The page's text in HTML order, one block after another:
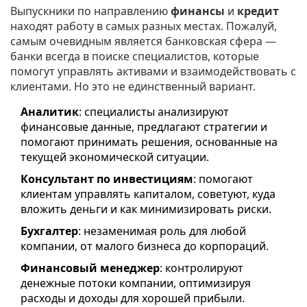
Выпускники по направлениюфинансы и кредит
находят работу в самых разных местах. Пожалуй,
самым очевидным является банковская сфера —
банки всегда в поиске специалистов, которые
помогут управлять активами и взаимодействовать с
клиентами. Но это не единственный вариант.
Аналитик: специалисты анализируют
финансовые данные, предлагают стратегии и
помогают принимать решения, основанные на
текущей экономической ситуации.
Консультант по инвестициям: помогают
клиентам управлять капиталом, советуют, куда
вложить деньги и как минимизировать риски.
Бухгалтер: незаменимая роль для любой
компании, от малого бизнеса до корпораций.
Финансовый менеджер: контролируют
денежные потоки компании, оптимизируя
расходы и доходы для хорошей прибыли.